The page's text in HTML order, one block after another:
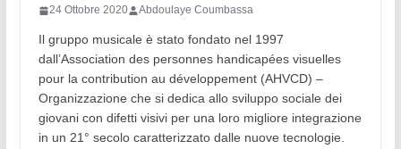
24 Ottobre 2020 Abdoulaye Coumbassa
Il gruppo musicale è stato fondato nel 1997
dall’Association des personnes handicapées visuelles
pour la contribution au développement (AHVCD) –
Organizzazione che si dedica allo sviluppo sociale dei
giovani con difetti visivi per una loro migliore integrazione
in un 21° secolo caratterizzato dalle nuove tecnologie.